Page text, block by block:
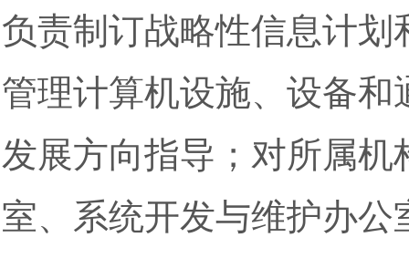
负责制订战略性信息计
管理计算机设施、设备
发展方向指导；对所属
室、系统开发与维护办